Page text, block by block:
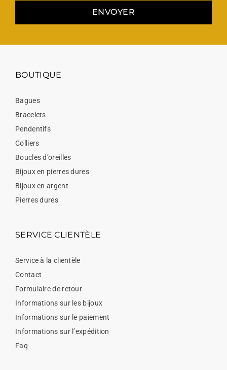
ENVOYER
BOUTIQUE
Bagues
Bracelets
Pendentifs
Colliers
Boucles d’oreilles
Bijoux en pierres dures
Bijoux en argent
Pierres dures
SERVICE CLIENTÈLE
Service à la clientèle
Contact
Formulaire de retour
Informations sur les bijoux
Informations sur le paiement
Informations sur l’expédition
Faq